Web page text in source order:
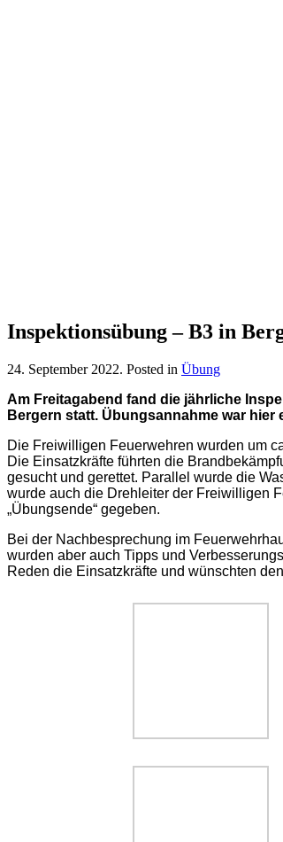
Inspektionsübung – B3 in
24. September 2022. Posted in Übung
Am Freitagabend fand die jährliche
Bergern statt. Übungsannahme war
Die Freiwilligen Feuerwehren wurden um
Die Einsatzkräfte führten die
gesucht und gerettet. Parallel wurde die
wurde auch die Drehleiter der Freiwilligen
„Übungsende“ gegeben.
Bei der Nachbesprechung im
wurden aber auch Tipps und
Reden die Einsatzkräfte und wünschten